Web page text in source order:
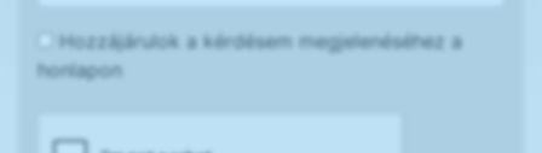
Hozzájárulok a kérdésem megjelenéséhez a
honlapon